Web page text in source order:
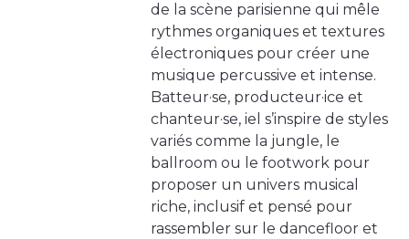
de la scène parisienne qui mêle
rythmes organiques et textures
électroniques pour créer une
musique percussive et intense.
Batteur·se, producteur·ice et
chanteur·se, iel s’inspire de styles
variés comme la jungle, le
ballroom ou le footwork pour
proposer un univers musical
riche, inclusif et pensé pour
rassembler sur le dancefloor et